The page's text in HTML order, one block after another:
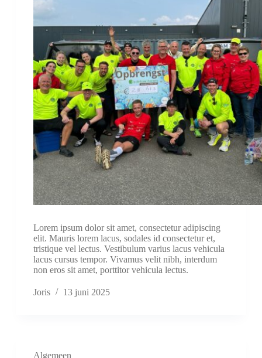
Lorem ipsum dolor sit amet, consectetur adipiscing
elit. Mauris lorem lacus, sodales id consectetur et,
tristique vel lectus. Vestibulum varius lacus vehicula
lacus cursus tempor. Vivamus velit nibh, interdum
non eros sit amet, porttitor vehicula lectus.
Joris 13 juni 2025
Algemeen